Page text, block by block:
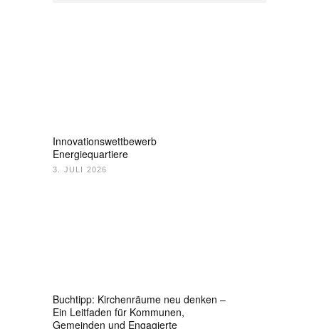
Innovationswettbewerb
Energiequartiere
3. JULI 2026
Buchtipp: Kirchenräume neu denken –
Ein Leitfaden für Kommunen,
Gemeinden und Engagierte